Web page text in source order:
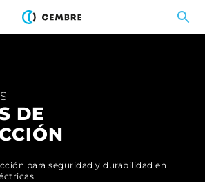
DE
para seguridad y durabilidad en